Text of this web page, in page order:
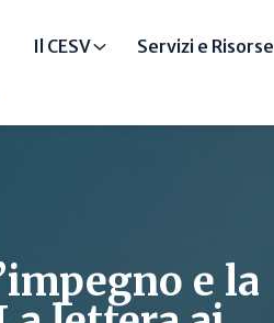
Il CESV Servizi e Risorse
e la